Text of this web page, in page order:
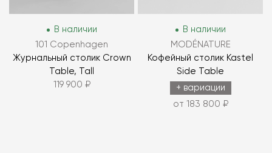
В наличии
101 Copenhagen
Журнальный столик Crown
Table, Tall
119 900 ₽
В наличии
MODÉNATURE
Кофейный столик Kastel
Side Table
+ вариации
от 183 800 ₽